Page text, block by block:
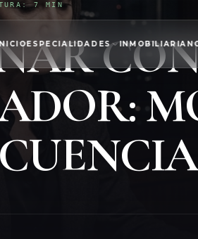
ESPECIALIDADES INMOBILIARIA
7 MIN